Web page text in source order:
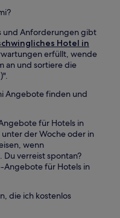
und Anforderungen gibt
Hotel in
erfüllt, wende
an und sortiere die
Angebote finden und
für Hotels in
unter der Woche oder in
wenn
verreist spontan?
Angebote für Hotels in
die ich kostenlos